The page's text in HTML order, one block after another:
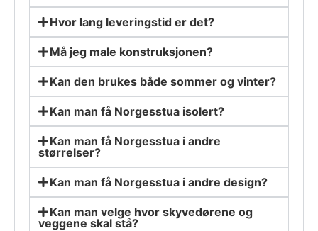
Hvor lang leveringstid er det?
Må jeg male konstruksjonen?
Kan den brukes både sommer og vinter?
Kan man få Norgesstua isolert?
Kan man få Norgesstua i andre
størrelser?
Kan man få Norgesstua i andre design?
Kan man velge hvor skyvedørene og
veggene skal stå?